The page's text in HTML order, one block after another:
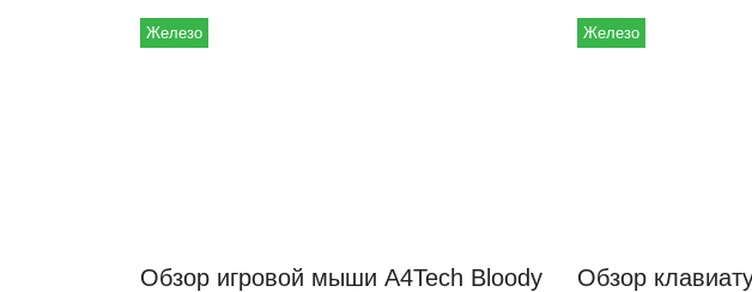
Железо
Обзор игровой мыши A4Tech Bloody
Железо
Обзор